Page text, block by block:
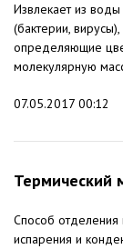
Извлекает из
(бактерии,
определяющие
молекулярную
07.05.2017 00:12
Термический
Способ отделения
испарения и